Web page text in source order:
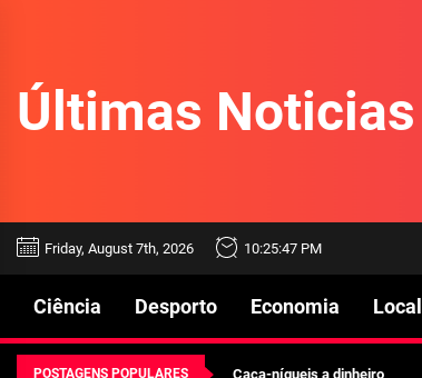
content
Últimas
Friday, August 7th, 2026 10:25:48 PM
Ciência Desporto Economia Local
POSTAGENS POPULARES
Beetlejuice e espectáculos
Caça-níqueis a dinheiro